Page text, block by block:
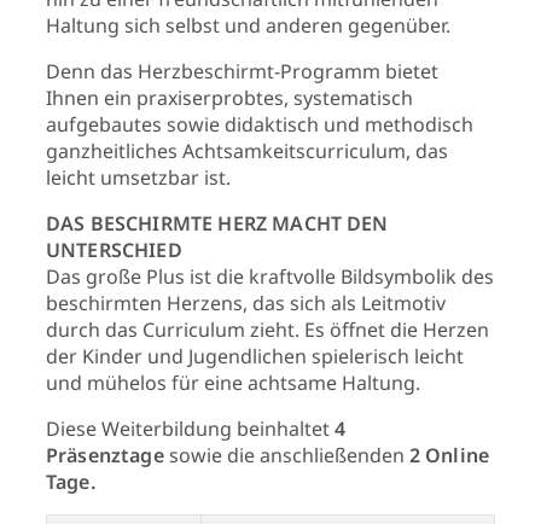
Haltung sich selbst und anderen gegenüber.
Denn das Herzbeschirmt-Programm bietet
Ihnen ein praxiserprobtes, systematisch
aufgebautes sowie didaktisch und methodisch
ganzheitliches Achtsamkeitscurriculum, das
leicht umsetzbar ist.
DAS BESCHIRMTE HERZ MACHT DEN
UNTERSCHIED
Das große Plus ist die kraftvolle Bildsymbolik des
beschirmten Herzens, das sich als Leitmotiv
durch das Curriculum zieht. Es öffnet die Herzen
der Kinder und Jugendlichen spielerisch leicht
und mühelos für eine achtsame Haltung.
Diese Weiterbildung beinhaltet4
Präsenztagesowie die anschließenden 2 Online
Tage.